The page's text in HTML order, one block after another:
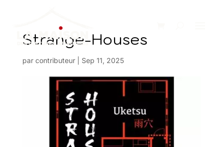
Strange-Houses
par contributeur| Sep 11, 2025